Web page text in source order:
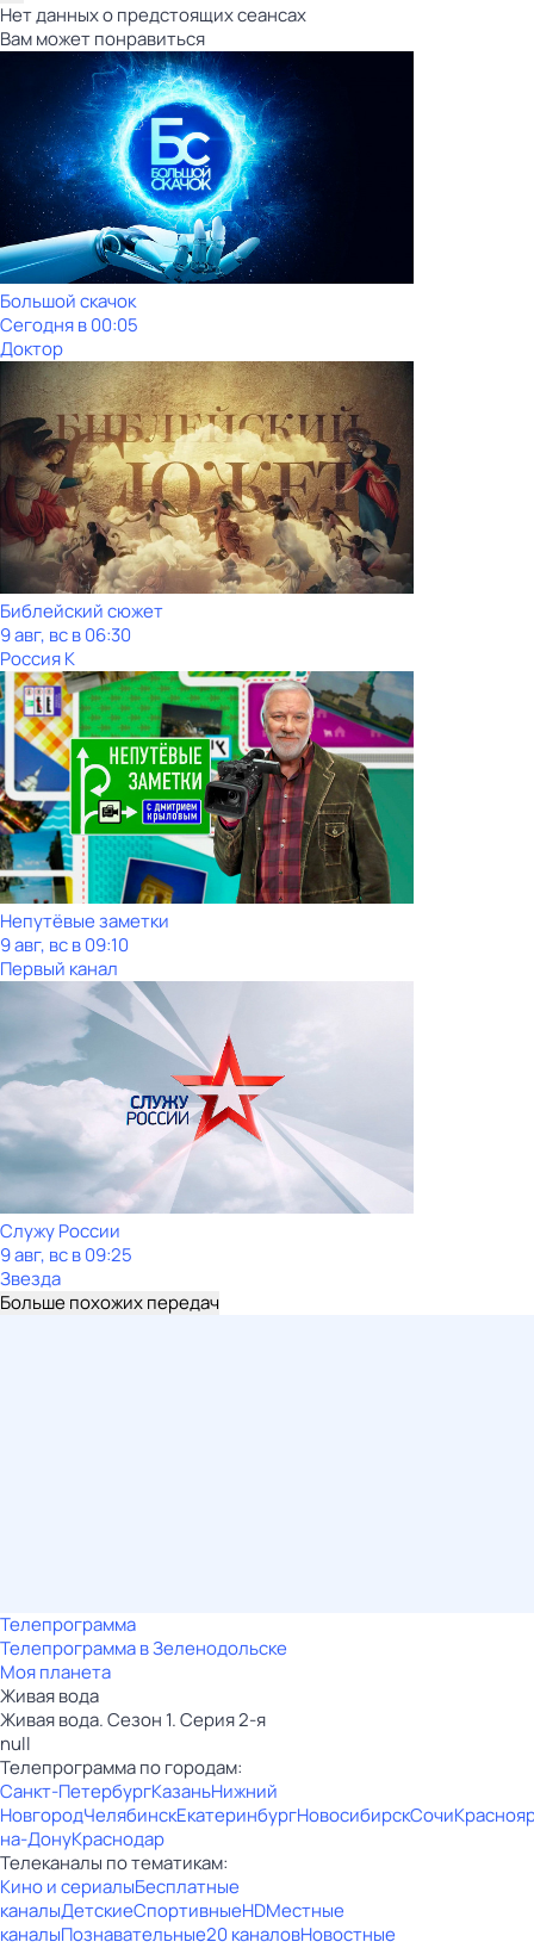
Нет данных о предстоящих сеансах
Вам может понравиться
Большой скачок
Сегодня в 00:05
Доктор
Библейский сюжет
9 авг, вс в 06:30
Россия К
Непутёвые заметки
9 авг, вс в 09:10
Первый канал
Служу Рoсcии
9 авг, вс в 09:25
Звезда
Больше похожих передач
Телепрограмма
Телепрограмма в Зеленодольске
Моя планета
Живая вода
Живая вода. Сезон 1. Серия 2-я
null
Телепрограмма по городам:
Санкт-ПетербургКазаньНижний
НовгородЧелябинскЕкатеринбургНовосибирскСочи
на-ДонуКраснодар
Телеканалы по тематикам:
Кино и сериалыБесплатные
каналыДетскиеСпортивныеHDМестные
каналыПознавательные20 каналовНовостные